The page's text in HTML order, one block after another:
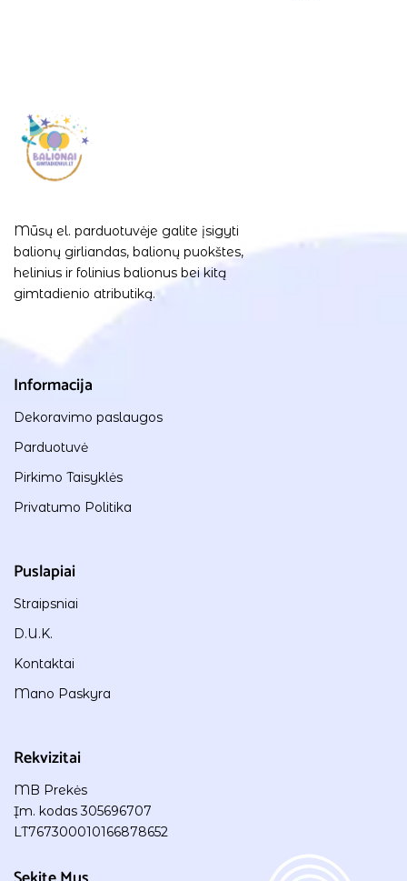
Mūsų el. parduotuvėje galite įsigyti
balionų girliandas, balionų puokštes,
helinius ir folinius balionus bei kitą
gimtadienio atributiką.
Informacija
Dekoravimo paslaugos
Parduotuvė
Pirkimo Taisyklės
Privatumo Politika
Puslapiai
Straipsniai
D.U.K.
Kontaktai
Mano Paskyra
Rekvizitai
MB Prekės
Įm. kodas 305696707
LT767300010166878652